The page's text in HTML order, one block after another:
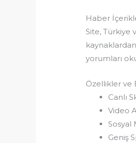
Haber
Site, Türkiye
yorumları
Özellikler ve
Canlı
Video
Sosyal
Geniş